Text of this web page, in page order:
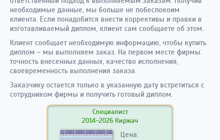
необходимые данные, мы больше не побеспокоим
клиента. Если понадобится внести коррективы и правки в
изготавливаемый диплом, клиент сам сообщаете об этом.
Клиент сообщает необходимую информацию, чтобы купить
диплом – мы выполняем заказ. На первом месте фирмы:
точность внесенных данных, качество исполнения,
своевременность выполнения заказа.
Заказчику остается только в указанную дату встретиться с
сотрудником фирмы и получить готовый диплом.
Специалист
2014-2026 Киржач
Цена: